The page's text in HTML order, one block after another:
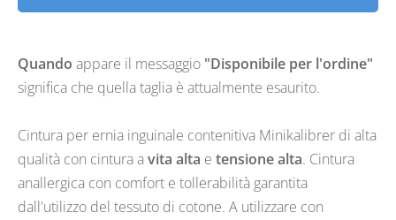
Quando appare il messaggio "Disponibile per l'ordine"
significa che quella taglia è attualmente esaurito.
Cintura per ernia inguinale contenitiva Minikalibrer di alta
qualità con cintura avita alta e tensione alta. Cintura
anallergica con comfort e tollerabilità garantita
dall'utilizzo del tessuto di cotone. A utilizzare con